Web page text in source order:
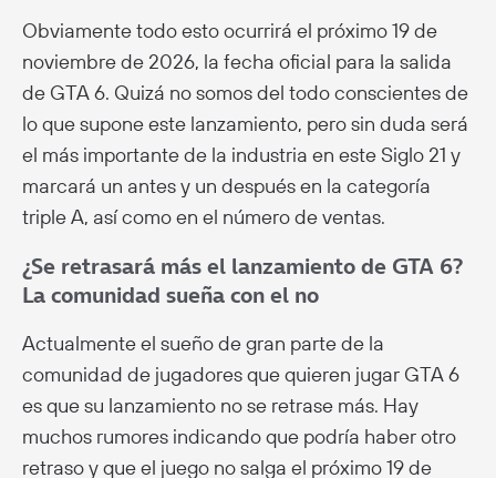
Obviamente todo esto ocurrirá el próximo 19 de
noviembre de 2026, la fecha oficial para la salida
de GTA 6. Quizá no somos del todo conscientes de
lo que supone este lanzamiento, pero sin duda será
el más importante de la industria en este Siglo 21 y
marcará un antes y un después en la categoría
triple A, así como en el número de ventas.
¿Se retrasará más el lanzamiento de GTA 6?
La comunidad sueña con el no
Actualmente el sueño de gran parte de la
comunidad de jugadores que quieren jugar GTA 6
es que su lanzamiento no se retrase más. Hay
muchos rumores indicando que podría haber otro
retraso y que el juego no salga el próximo 19 de